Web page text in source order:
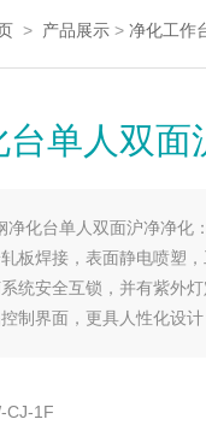
> 产品展示 > 净化工作
台单人双面
净化台单人双面沪净净化
板焊接，表面静电喷塑
统安全互锁，并有紫外
制界面，更具人性化设计
CJ-1F